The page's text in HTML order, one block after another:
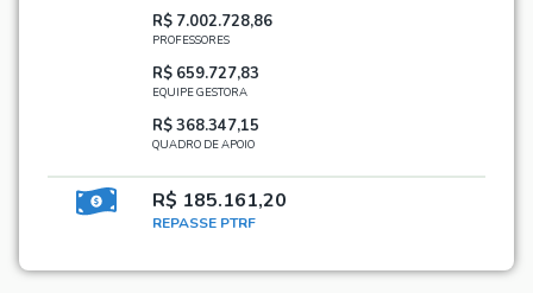
R$ 7.002.728,86
PROFESSORES
R$ 659.727,83
EQUIPE GESTORA
R$ 368.347,15
QUADRO DE APOIO
R$ 185.161,20
REPASSE PTRF